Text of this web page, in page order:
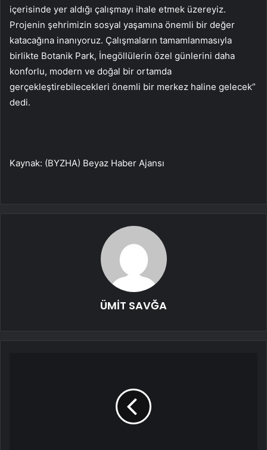
içerisinde yer aldığı çalışmayı ihale etmek üzereyiz.
Projenin şehrimizin sosyal yaşamına önemli bir değer
katacağına inanıyoruz. Çalışmaların tamamlanmasıyla
birlikte Botanik Park, İnegöllülerin özel günlerini daha
konforlu, modern ve doğal bir ortamda
gerçekleştirebilecekleri önemli bir merkez haline gelecek”
dedi.
Kaynak: (BYZHA) Beyaz Haber Ajansı
ÜMİT SAVĞA